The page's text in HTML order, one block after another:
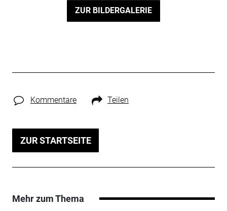
ZUR BILDERGALERIE
Kommentare Teilen
ZUR STARTSEITE
Mehr zum Thema